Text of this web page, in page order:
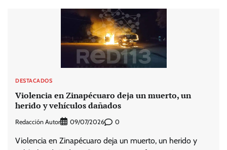
DESTACADOS
Violencia en Zinapécuaro deja un muerto, un
herido y vehículos dañados
Redacción Autor 09/07/2026 0
Violencia en Zinapécuaro deja un muerto, un herido y